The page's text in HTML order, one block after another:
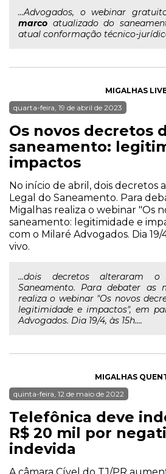
...Advogados, o webinar
marco atualizado do
atual conformação técnico-
MIGALHAS
quarta-feira, 19 de abril de 2023
Os novos decretos
saneamento:
impactos
No início de abril, dois decretos
Legal do Saneamento. Para
Migalhas realiza o webinar "Os
saneamento: legitimidade e
com o Milaré Advogados. Dia 19/
vivo.
...dois decretos alteraram o
Saneamento. Para debater as
realiza o webinar "Os novos
legitimidade e impactos", em
Advogados. Dia 19/4, às 15h....
MIGALHAS
quinta-feira, 12 de maio de 2022
Telefônica deve
R$ 20 mil por
indevida